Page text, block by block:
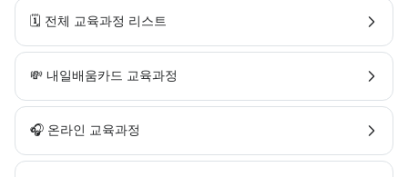
🗓️ 전체 교육과정 리스트
💸 내일배움카드 교육과정
🎧 온라인 교육과정